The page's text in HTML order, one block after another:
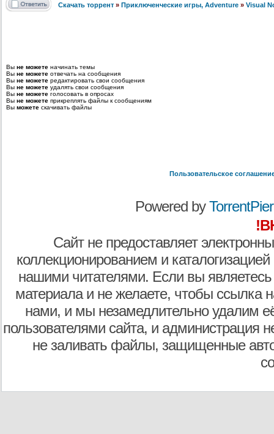
Скачать торрент » Приключенческие игры, Adventure » Visual
Вы не можете начинать темы
Вы не можете отвечать на сообщения
Вы не можете редактировать свои сообщения
Вы не можете удалять свои сообщения
Вы не можете голосовать в опросах
Вы не можете прикреплять файлы к сообщениям
Вы можете скачивать файлы
Пользовательское
Powered by
Сайт не предоставляет
коллекционированием и
нашими читателями. Если вы являетесь
материала и не желаете, чтобы ссылка
нами, и мы незамедлительно удалим
пользователями сайта, и администрация
не заливать файлы, защищенные